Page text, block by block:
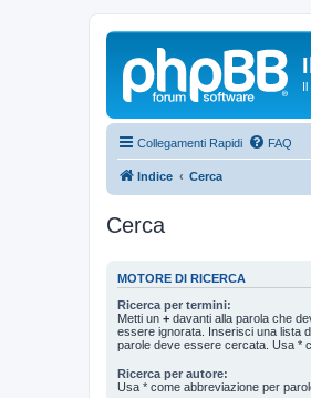
Il
Collegamenti Rapidi FAQ
Indice Cerca
Cerca
MOTORE DI RICERCA
Ricerca per termini:
Metti un + davanti alla parola che
essere ignorata. Inserisci una lista
parole deve essere cercata. Usa *
Ricerca per autore:
Usa * come abbreviazione per